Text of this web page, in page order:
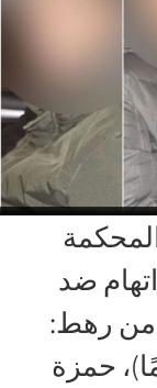
ضد
من رهط:
أميّة (22 عامًا)، حمزة